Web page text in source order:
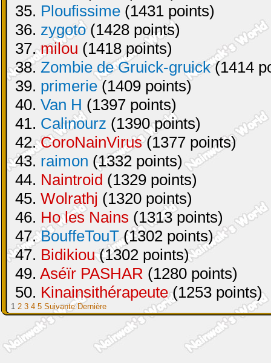
35. Ploufissime (1431 points)
36. zygoto(1428 points)
37.milou (1418 points)
38.Zombie de Gruick-gruick(1414
39. primerie(1409 points)
40. Van H (1397 points)
41. Calinourz (1390 points)
42.CoroNainVirus(1377 points)
43. raimon (1332 points)
44. Naintroid (1329 points)
45. Wolrathj (1320 points)
46. Ho les Nains (1313 points)
47.BouffeTouT(1302 points)
47. Bidikiou(1302 points)
49. Aséïr PASHAR (1280 points)
50. Kinainsithérapeute(1253 points)
1 2 3 4 5 Suivante Dernière